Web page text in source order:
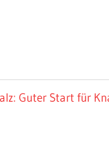
Guter Start für